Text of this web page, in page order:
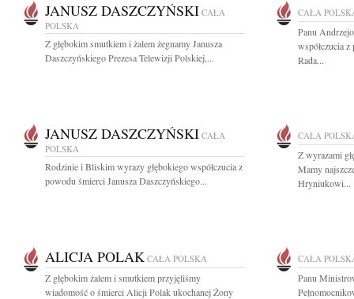
JANUSZ DASZCZYŃSKI CAŁA
POLSKA
Z głębokim smutkiem i żalem żegnamy Janusza
Daszczyńskiego Prezesa Telewizji Polskiej,...
CAŁA
Panu
współczucia
Rada...
JANUSZ DASZCZYŃSKI CAŁA
POLSKA
Rodzinie i Bliskim wyrazy głębokiego współczucia z
powodu śmierci Janusza Daszczyńskiego...
CAŁA
Z wyrazami
Mamy
Hryniukowi...
ALICJA POLAK CAŁA POLSKA
Z głębokim żalem i smutkiem przyjęliśmy
wiadomość o śmierci Alicji Polak ukochanej Żony
CAŁA
Panu